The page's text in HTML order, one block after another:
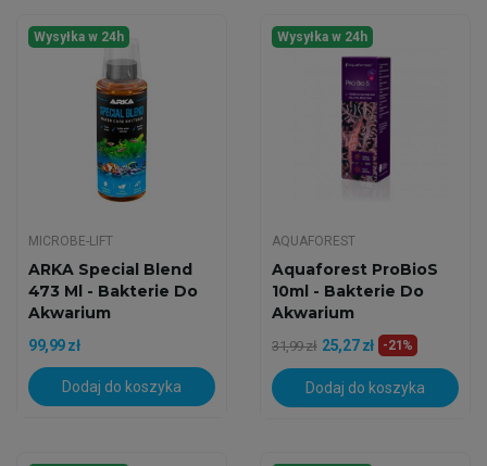
Wysyłka w 24h
MICROBE-LIFT
ARKA Special Blend
473 Ml - Bakterie Do
Akwarium
99,99 zł
Dodaj do koszyka
Wysyłka w 24h
AQUAFOREST
Aquaforest ProBioS
10ml - Bakterie Do
Akwarium
31,99 zł 25,27 zł -21%
Dodaj do koszyka